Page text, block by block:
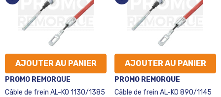
AJOUTER AU PANIER
VENDEUR
:
PROMO REMORQUE
Câble de frein AL-KO 1130/1385
AJOUTER AU PANIER
VENDEUR
:
PROMO REMORQUE
Câble de frein AL-KO 890/1145